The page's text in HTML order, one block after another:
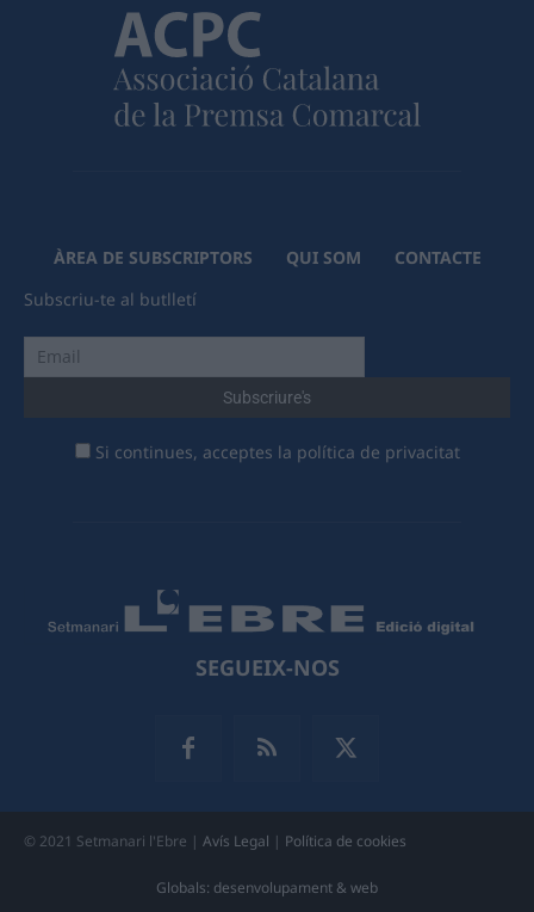
ÀREA DE SUBSCRIPTORS QUI SOM
CONTACTE
Subscriu-te al butlletí
Si continues, acceptes la política de privacitat
SEGUEIX-NOS
© 2021 Setmanari l'Ebre | Avís Legal | Política de cookies
Globals: desenvolupament & web